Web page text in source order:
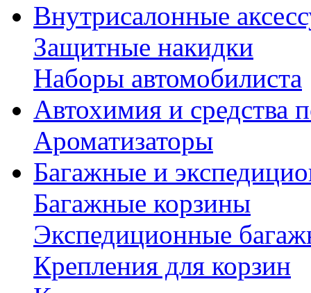
Внутрисалонные
Защитные накидки
Наборы автомобилиста
Автохимия и средства
Ароматизаторы
Багажные и
Багажные корзины
Экспедиционные
Крепления для корзин